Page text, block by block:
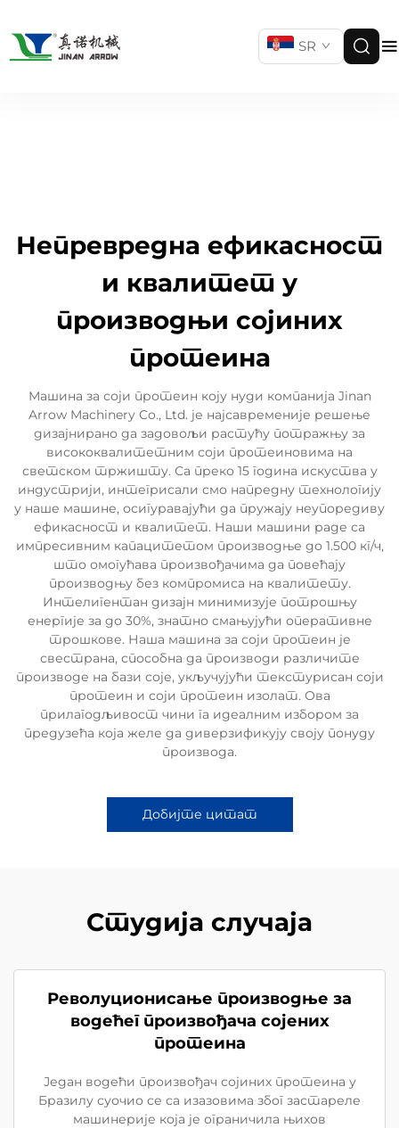
SR
Непревредна ефикасност
и квалитет у
производњи сојиних
протеина
Машина за соји протеин коју нуди компанија Jinan
Arrow Machinery Co., Ltd. је најсавременије решење
дизајнирано да задовољи растућу потражњу за
висококвалитетним соји протеиновима на
светском тржишту. Са преко 15 година искуства у
индустрији, интегрисали смо напредну технологију
у наше машине, осигуравајући да пружају неупоредиву
ефикасност и квалитет. Наши машини раде са
импресивним капацитетом производње до 1.500 кг/ч,
што омогућава произвођачима да повећају
производњу без компромиса на квалитету.
Интелигентан дизајн минимизује потрошњу
енергије за до 30%, знатно смањујући оперативне
трошкове. Наша машина за соји протеин је
свестрана, способна да производи различите
производе на бази соје, укључујући текстурисан соји
протеин и соји протеин изолат. Ова
прилагодљивост чини га идеалним избором за
предузећа која желе да диверзификују своју понуду
производа.
Добијте цитат
Студија случаја
Револуционисање производње за
водећег произвођача сојених
протеина
Један водећи произвођач сојиних протеина у
Бразилу суочио се са изазовима због застареле
машинерије која је ограничила њихов